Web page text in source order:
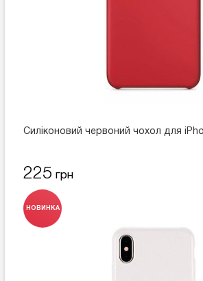
Силіконовий червоний чохол для
225 грн
НОВИНКА